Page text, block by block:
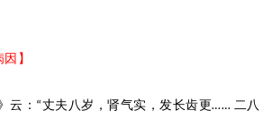
】
云： “丈夫八岁，肾气实，发长齿更…… 二八